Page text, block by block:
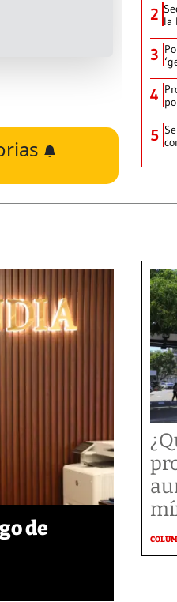
2 la
3
4
5
de